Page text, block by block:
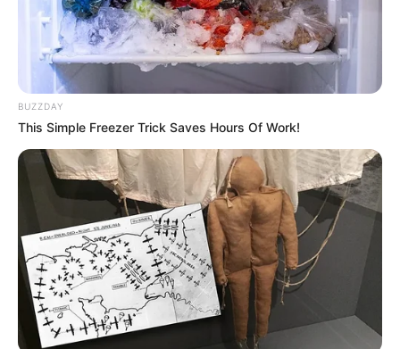
CARGAR MÁS
TEMAS DESTACADOS
EMERGENCIAS POR LLUVIAS
FUERTES LLUVIAS
VIA AL LLANO
LIGA BETPLAY
METRO DE MEDELLÍN
CORTES DE LUZ
CORTES DE AGUA
FENÓMENO DEL NIÑO
BUZZDAY
This Simple Freezer Trick Saves Hours Of Work!